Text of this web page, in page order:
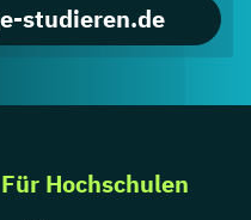
studieren.de
Für Hochschulen